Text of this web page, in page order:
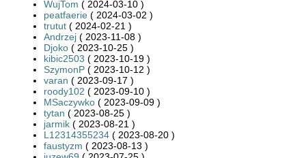
WujTom ( 2024-03-10 )
peatfaerie ( 2024-03-02 )
trutut ( 2024-02-21 )
Andrzej ( 2023-11-08 )
Djoko ( 2023-10-25 )
kibic2503 ( 2023-10-19 )
SzymonP ( 2023-10-12 )
varan ( 2023-09-17 )
roody102 ( 2023-09-10 )
MSaczywko ( 2023-09-09 )
tytan ( 2023-08-25 )
jarmik ( 2023-08-21 )
L12314355234 ( 2023-08-20 )
faustyzm ( 2023-08-13 )